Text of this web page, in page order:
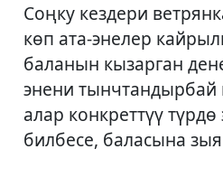
Соңку кездери
көп ата-энелер
баланын кызарган
энени тынчтандырбай
алар конкреттүү
билбесе, баласына